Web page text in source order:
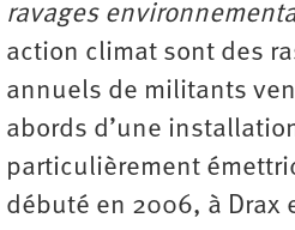
ravages
action climat sont des
annuels de militants
abords d’une
particulièrement
débuté en 2006, à Drax